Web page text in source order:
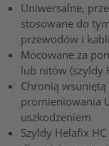
Uniwersalne,
stosowane do
przewodów i kabli
Mocowane za
lub nitów (szyldy
Chronią wsuniętą
promieniowania
uszkodzeniem
Szyldy Helafix